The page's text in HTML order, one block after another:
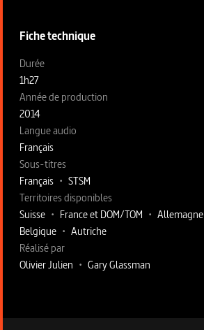
Fiche technique
Fiche technique section gauche
Durée
1h27
Année de production
2014
Langue audio
Français
Sous-titres
Français • STSM
Territoires disponibles
Suisse • France et DOM/TOM • Allemagne
Belgique • Autriche
Fiche technique section droite
Réalisé par
Olivier Julien • Gary Glassman